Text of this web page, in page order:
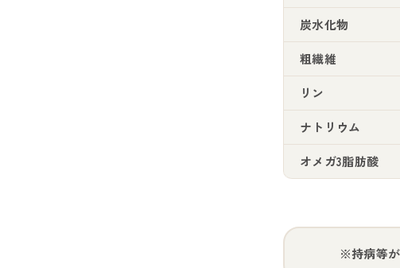
炭水化物
粗繊維
リン
ナトリウム
オメガ3脂肪酸
※持病等